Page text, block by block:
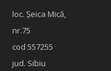
loc. Şeica Mică,
nr.75
cod 557255
jud. Sibiu